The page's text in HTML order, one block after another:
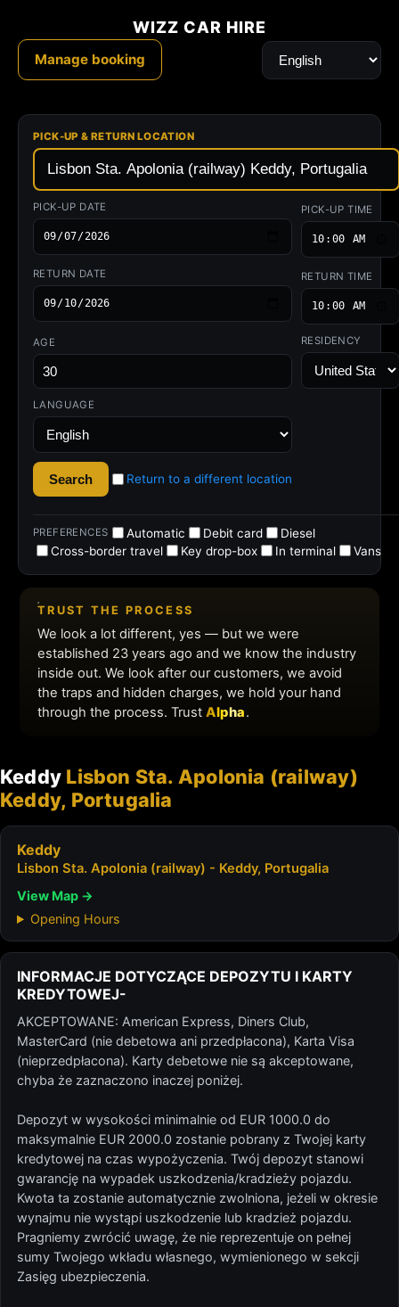
Keddy Lisbon Sta. Apolonia (railway)
Keddy, Portugalia
Keddy
Lisbon Sta. Apolonia (railway) - Keddy, Portugalia
View Map →
Opening Hours
INFORMACJE DOTYCZĄCE DEPOZYTU I KARTY
KREDYTOWEJ-
AKCEPTOWANE: American Express, Diners Club,
MasterCard (nie debetowa ani przedpłacona), Karta Visa
(nieprzedpłacona). Karty debetowe nie są akceptowane,
chyba że zaznaczono inaczej poniżej.
Depozyt w wysokości minimalnie od EUR 1000.0 do
maksymalnie EUR 2000.0 zostanie pobrany z Twojej karty
kredytowej na czas wypożyczenia. Twój depozyt stanowi
gwarancję na wypadek uszkodzenia/kradzieży pojazdu.
Kwota ta zostanie automatycznie zwolniona, jeżeli w okresie
wynajmu nie wystąpi uszkodzenie lub kradzież pojazdu.
Pragniemy zwrócić uwagę, że nie reprezentuje on pełnej
sumy Twojego wkładu własnego, wymienionego w sekcji
Zasięg ubezpieczenia.